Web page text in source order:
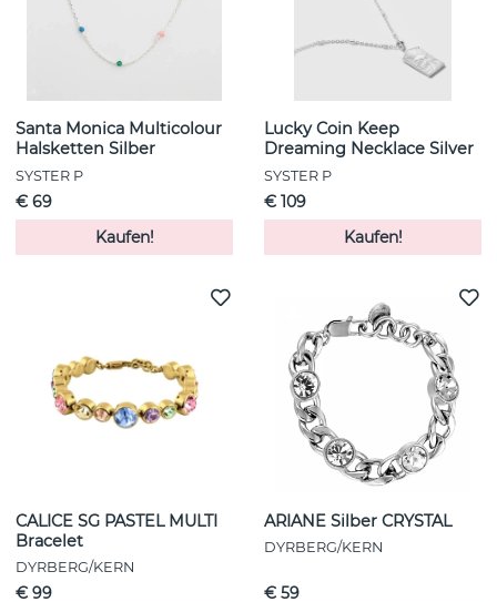
Santa Monica Multicolour
Halsketten Silber
SYSTER P
€ 69
Kaufen!
Lucky Coin Keep
Dreaming Necklace Silver
SYSTER P
€ 109
Kaufen!
CALICE SG PASTEL MULTI
Bracelet
DYRBERG/KERN
€ 99
ARIANE Silber CRYSTAL
DYRBERG/KERN
€ 59